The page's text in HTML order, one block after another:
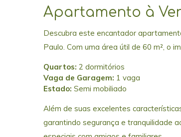
Apartamento à
Descubra este encantador
Paulo. Com uma área útil de 60 m², o
Quartos: 2 dormitórios
Vaga de Garagem: 1 vaga
Estado: Semi mobiliado
Além de suas excelentes
garantindo segurança e tranquilidade